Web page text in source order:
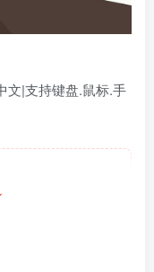
文|支持键盘.鼠标.手